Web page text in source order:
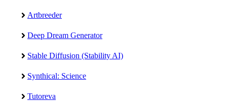
Artbreeder
Deep Dream Generator
Stable Diffusion (Stability AI)
Synthical: Science
Tutoreva